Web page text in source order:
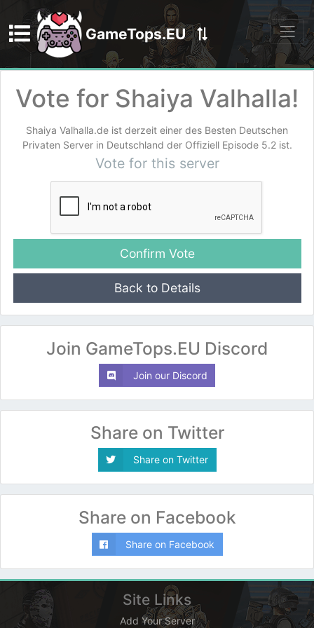
GameTops.EU
Discord
Join GameTops.EU Discord
Join our Discord
Share on Twitter
Share on Twitter
Share on Facebook
Share on Facebook
Vote for Shaiya Valhalla!
Shaiya Valhalla.de ist derzeit einer des Besten Deutschen
Privaten Server in Deutschland der Offiziell Episode 5.2 ist.
Vote for this server
Back to Details
Site Links
Add Your Server